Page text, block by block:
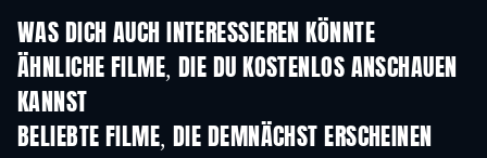
WAS DICH AUCH INTERESSIEREN KÖNNTE
ÄHNLICHE FILME, DIE DU KOSTENLOS ANSCHAUEN
KANNST
BELIEBTE FILME, DIE DEMNÄCHST ERSCHEINEN